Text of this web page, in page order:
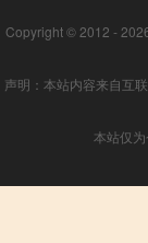
Copyright © 2012 -
声明：本站内容来自互
本站仅